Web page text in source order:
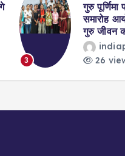
3
गुरु
समारोह
गुरु जीवन
26